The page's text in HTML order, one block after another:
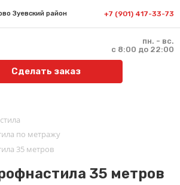
Зуевский район +7 (901) 417-33-73
пн. - вс.
с 8:00 до 22:00
Сделать заказ
по метражу
35 метров
35 метров